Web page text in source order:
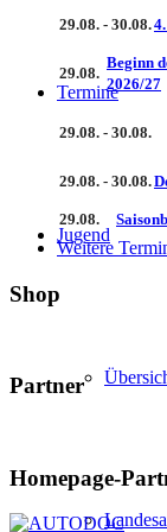
Termine
Jugend
29.08. - 30.08.
29.08.
Beginn
2026/27
29.08. - 30.08.
29.08. - 30.08.
29.08.
Weitere
Shop
Partner
Homepage-